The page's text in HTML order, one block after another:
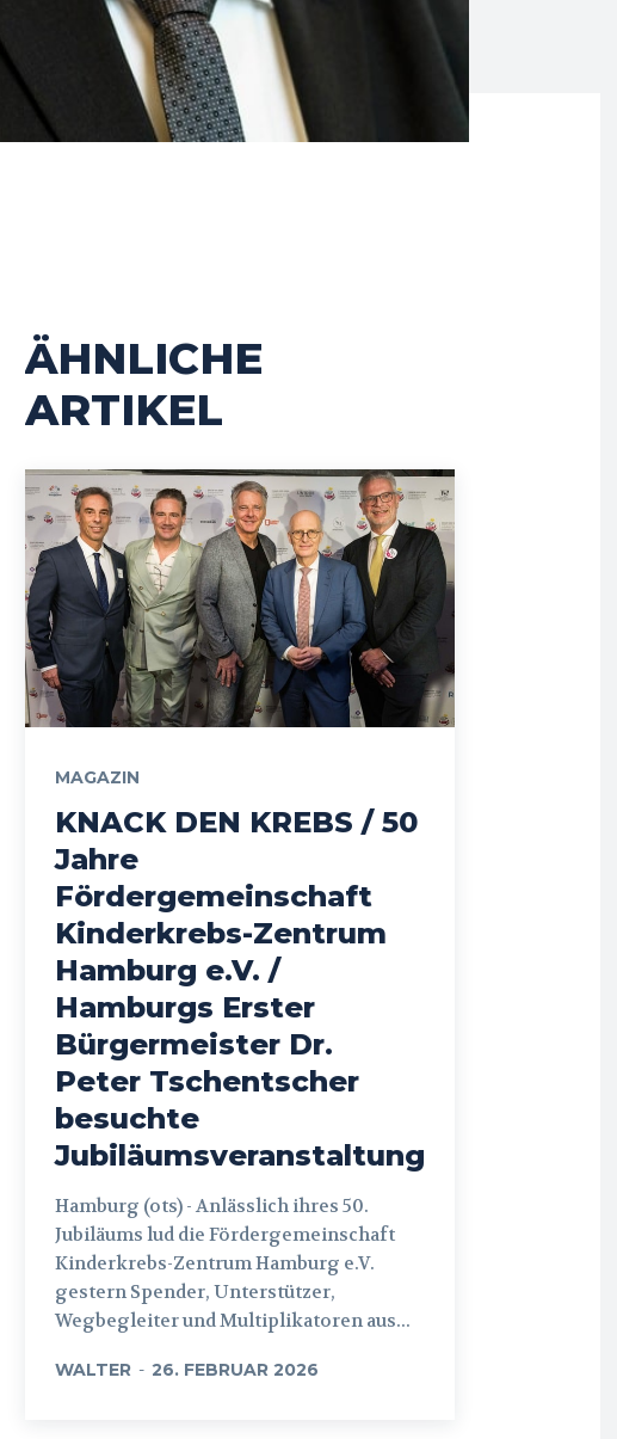
ÄHNLICHE
ARTIKEL
MAGAZIN
KNACK DEN KREBS / 50
Jahre
Fördergemeinschaft
Kinderkrebs-Zentrum
Hamburg e.V. /
Hamburgs Erster
Bürgermeister Dr.
Peter Tschentscher
besuchte
Jubiläumsveranstaltung
Hamburg (ots) - Anlässlich ihres 50.
Jubiläums lud die Fördergemeinschaft
Kinderkrebs-Zentrum Hamburg e.V.
gestern Spender, Unterstützer,
Wegbegleiter und Multiplikatoren aus...
WALTER - 26. FEBRUAR 2026